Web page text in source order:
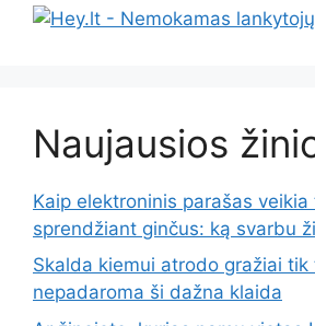
Naujausios
Kaip elektroninis parašas
sprendžiant ginčus: ką svarbu
Skalda kiemui atrodo gražiai tik
nepadaroma ši dažna klaida